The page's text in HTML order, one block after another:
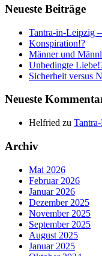
Neueste Beiträge
Tantra-in-Leipzig
Konspiration!?
Männer und
Unbedingte
Sicherheit versus
Neueste
Helfried zu
Archiv
Mai 2026
Februar 2026
Januar 2026
Dezember 2025
November 2025
September 2025
August 2025
Januar 2025